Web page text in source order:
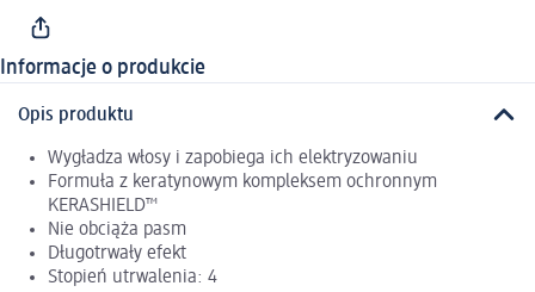
Informacje o produkcie
Opis produktu
Wygładza włosy i zapobiega ich elektryzowaniu
Formuła z keratynowym kompleksem ochronnym
KERASHIELD™
Nie obciąża pasm
Długotrwały efekt
Stopień utrwalenia: 4